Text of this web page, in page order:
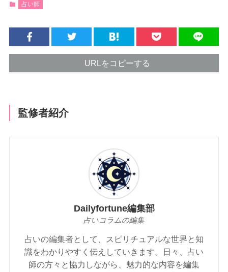
占い師
URLをコピーする
監修者紹介
Dailyfortune編集部
占いコラムの編集
占いの編集者として、スピリチュアルな世界と知
識をわかりやすく伝えしていきます。日々、占い
師の方々と協力しながら、魅力的な内容を編集